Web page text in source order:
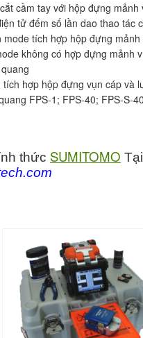
cầm tay với hộp đựng
tử đếm số lần dao thao tác
mode tích hợp hộp đựng mảnh
không có hợp đựng mảnh
tích hợp hộp đựng vụn cáp và
FPS-1; FPS-40; FPS-S-
vị viễn thông, nhà
thi công đạt hiệu
nhỏ gọn (hand held
thức SUMITOMO